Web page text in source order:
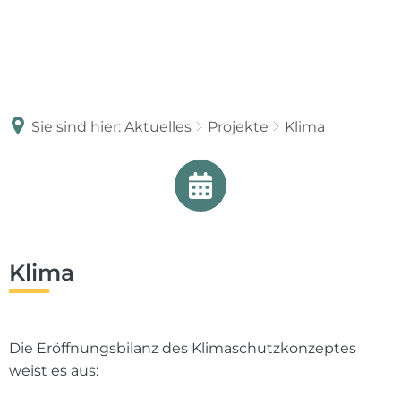
Sie sind hier: Aktuelles Projekte Klima
Klima
Die Eröffnungsbilanz des Klimaschutzkonzeptes
weist es aus: